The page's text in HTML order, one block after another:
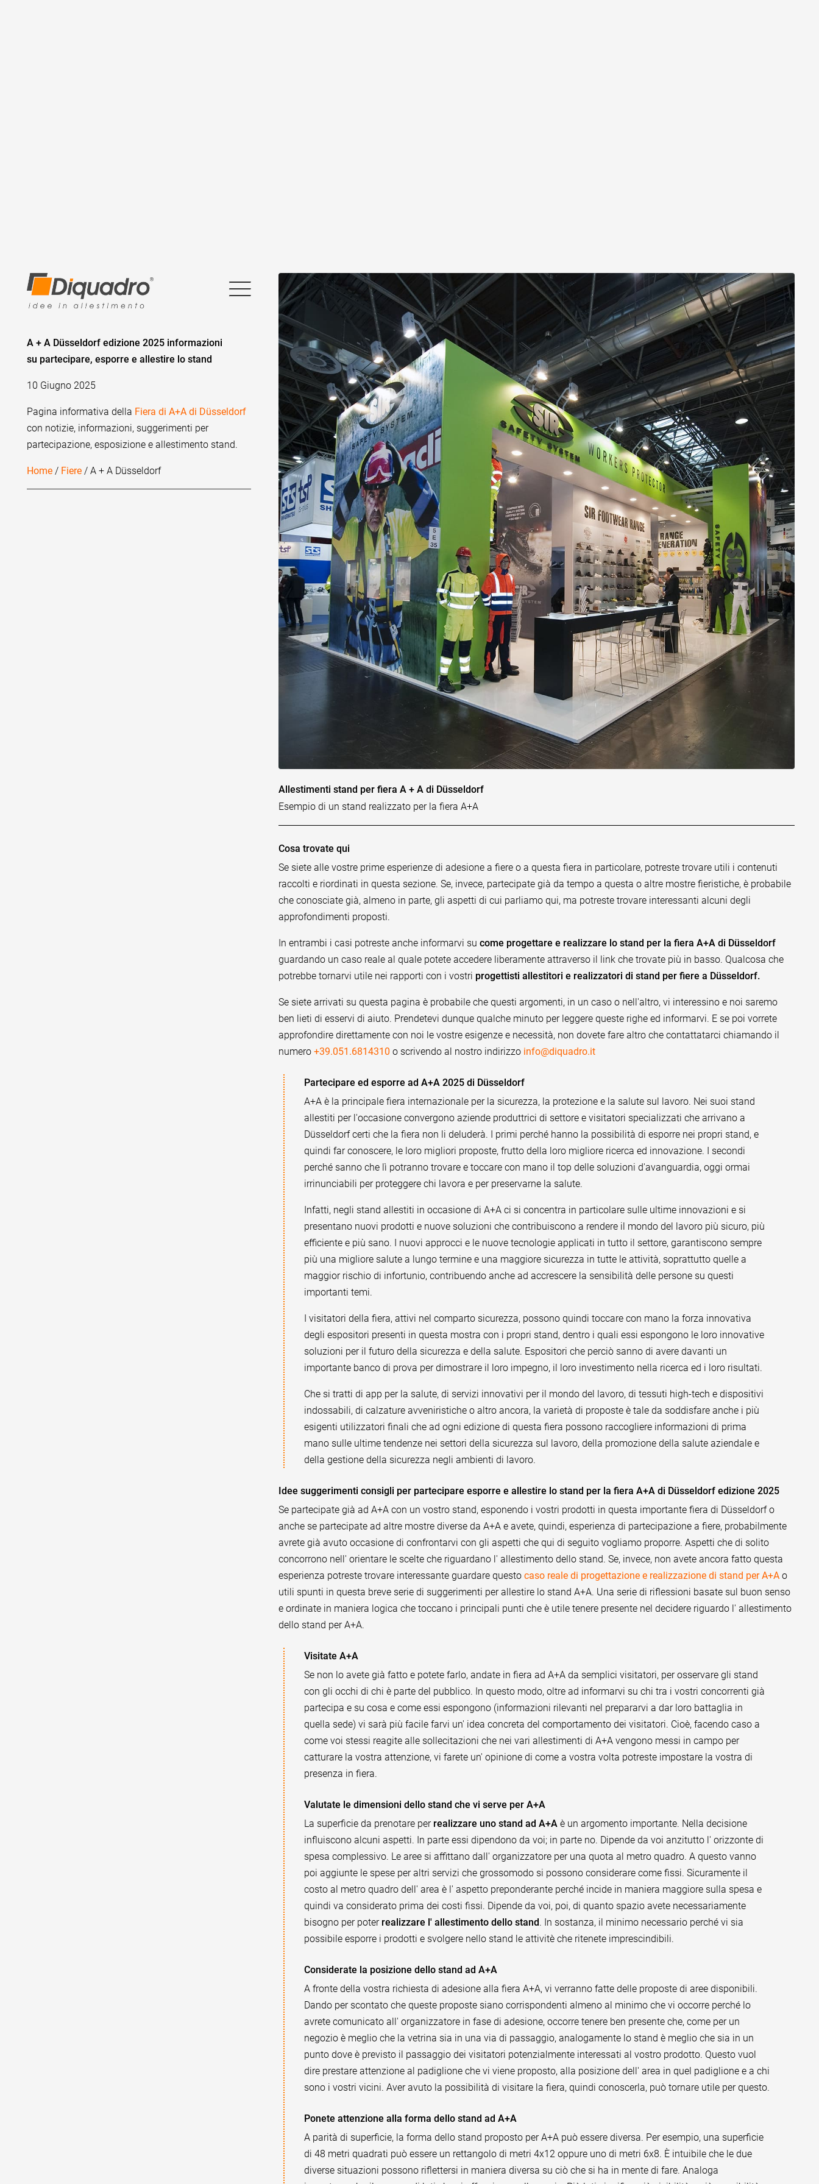
A + A Düsseldorf edizione 2025 informazioni
su partecipare, esporre e allestire lo stand
10 Giugno 2025
Pagina informativa della Fiera di A+A di Düsseldorf
con notizie, informazioni, suggerimenti per
partecipazione, esposizione e allestimento stand.
Home / Fiere / A + A Düsseldorf
Allestimenti stand per fiera A + A di Düsseldorf
Esempio di un stand realizzato per la fiera A+A
Cosa trovate qui
Se siete alle vostre prime esperienze di adesione a fiere o a questa fiera in particolare, potreste trovare utili i contenuti
raccolti e riordinati in questa sezione. Se, invece, partecipate già da tempo a questa o altre mostre fieristiche, è probabile
che conosciate già, almeno in parte, gli aspetti di cui parliamo qui, ma potreste trovare interessanti alcuni degli
approfondimenti proposti.
In entrambi i casi potreste anche informarvi su come progettare e realizzare lo stand per la fiera A+A di Düsseldorf
guardando un caso reale al quale potete accedere liberamente attraverso il link che trovate più in basso. Qualcosa che
potrebbe tornarvi utile nei rapporti con i vostri progettisti allestitori e realizzatori di stand per fiere a Düsseldorf.
Se siete arrivati su questa pagina è probabile che questi argomenti, in un caso o nell'altro, vi interessino e noi saremo
ben lieti di esservi di aiuto. Prendetevi dunque qualche minuto per leggere queste righe ed informarvi. E se poi vorrete
approfondire direttamente con noi le vostre esigenze e necessità, non dovete fare altro che contattatarci chiamando il
numero +39.051.6814310 o scrivendo al nostro indirizzo info@diquadro.it
Partecipare ed esporre ad A+A 2025 di Düsseldorf
A+A è la principale fiera internazionale per la sicurezza, la protezione e la salute sul lavoro. Nei suoi stand
allestiti per l'occasione convergono aziende produttrici di settore e visitatori specializzati che arrivano a
Düsseldorf certi che la fiera non li deluderà. I primi perché hanno la possibilità di esporre nei propri stand, e
quindi far conoscere, le loro migliori proposte, frutto della loro migliore ricerca ed innovazione. I secondi
perché sanno che lì potranno trovare e toccare con mano il top delle soluzioni d'avanguardia, oggi ormai
irrinunciabili per proteggere chi lavora e per preservarne la salute.
Infatti, negli stand allestiti in occasione di A+A ci si concentra in particolare sulle ultime innovazioni e si
presentano nuovi prodotti e nuove soluzioni che contribuiscono a rendere il mondo del lavoro più sicuro, più
efficiente e più sano. I nuovi approcci e le nuove tecnologie applicati in tutto il settore, garantiscono sempre
più una migliore salute a lungo termine e una maggiore sicurezza in tutte le attività, soprattutto quelle a
maggior rischio di infortunio, contribuendo anche ad accrescere la sensibilità delle persone su questi
importanti temi.
I visitatori della fiera, attivi nel comparto sicurezza, possono quindi toccare con mano la forza innovativa
degli espositori presenti in questa mostra con i propri stand, dentro i quali essi espongono le loro innovative
soluzioni per il futuro della sicurezza e della salute. Espositori che perciò sanno di avere davanti un
importante banco di prova per dimostrare il loro impegno, il loro investimento nella ricerca ed i loro risultati.
Che si tratti di app per la salute, di servizi innovativi per il mondo del lavoro, di tessuti high-tech e dispositivi
indossabili, di calzature avveniristiche o altro ancora, la varietà di proposte è tale da soddisfare anche i più
esigenti utilizzatori finali che ad ogni edizione di questa fiera possono raccogliere informazioni di prima
mano sulle ultime tendenze nei settori della sicurezza sul lavoro, della promozione della salute aziendale e
della gestione della sicurezza negli ambienti di lavoro.
Idee suggerimenti consigli per partecipare esporre e allestire lo stand per la fiera A+A di Düsseldorf edizione 2025
Se partecipate già ad A+A con un vostro stand, esponendo i vostri prodotti in questa importante fiera di Düsseldorf o
anche se partecipate ad altre mostre diverse da A+A e avete, quindi, esperienza di partecipazione a fiere, probabilmente
avrete già avuto occasione di confrontarvi con gli aspetti che qui di seguito vogliamo proporre. Aspetti che di solito
concorrono nell' orientare le scelte che riguardano l' allestimento dello stand. Se, invece, non avete ancora fatto questa
esperienza potreste trovare interessante guardare questo caso reale di progettazione e realizzazione di stand per A+Ao
utili spunti in questa breve serie di suggerimenti per allestire lo stand A+A. Una serie di riflessioni basate sul buon senso
e ordinate in maniera logica che toccano i principali punti che è utile tenere presente nel decidere riguardo l' allestimento
dello stand per A+A.
Visitate A+A
Se non lo avete già fatto e potete farlo, andate in fiera ad A+A da semplici visitatori, per osservare gli stand
con gli occhi di chi è parte del pubblico. In questo modo, oltre ad informarvi su chi tra i vostri concorrenti già
partecipa e su cosa e come essi espongono (informazioni rilevanti nel prepararvi a dar loro battaglia in
quella sede) vi sarà più facile farvi un' idea concreta del comportamento dei visitatori. Cioè, facendo caso a
come voi stessi reagite alle sollecitazioni che nei vari allestimenti di A+A vengono messi in campo per
catturare la vostra attenzione, vi farete un' opinione di come a vostra volta potreste impostare la vostra di
presenza in fiera.
Valutate le dimensioni dello stand che vi serve per A+A
La superficie da prenotare per realizzare uno stand ad A+A è un argomento importante. Nella decisione
influiscono alcuni aspetti. In parte essi dipendono da voi; in parte no. Dipende da voi anzitutto l' orizzonte di
spesa complessivo. Le aree si affittano dall' organizzatore per una quota al metro quadro. A questo vanno
poi aggiunte le spese per altri servizi che grossomodo si possono considerare come fissi. Sicuramente il
costo al metro quadro dell' area è l' aspetto preponderante perché incide in maniera maggiore sulla spesa e
quindi va considerato prima dei costi fissi. Dipende da voi, poi, di quanto spazio avete necessariamente
bisogno per poter realizzare l' allestimento dello stand. In sostanza, il minimo necessario perché vi sia
possibile esporre i prodotti e svolgere nello stand le attivitè che ritenete imprescindibili.
Considerate la posizione dello stand ad A+A
A fronte della vostra richiesta di adesione alla fiera A+A, vi verranno fatte delle proposte di aree disponibili.
Dando per scontato che queste proposte siano corrispondenti almeno al minimo che vi occorre perché lo
avrete comunicato all' organizzatore in fase di adesione, occorre tenere ben presente che, come per un
negozio è meglio che la vetrina sia in una via di passaggio, analogamente lo stand è meglio che sia in un
punto dove è previsto il passaggio dei visitatori potenzialmente interessati al vostro prodotto. Questo vuol
dire prestare attenzione al padiglione che vi viene proposto, alla posizione dell' area in quel padiglione e a chi
sono i vostri vicini. Aver avuto la possibilità di visitare la fiera, quindi conoscerla, può tornare utile per questo.
Ponete attenzione alla forma dello stand ad A+A
A parità di superficie, la forma dello stand proposto per A+A può essere diversa. Per esempio, una superficie
di 48 metri quadrati può essere un rettangolo di metri 4x12 oppure uno di metri 6x8. È intuibile che le due
diverse situazioni possono riflettersi in maniera diversa su ciò che si ha in mente di fare. Analoga